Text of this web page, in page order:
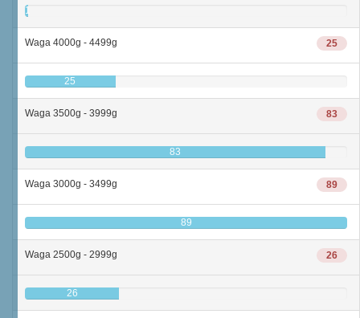
1
25
Waga 4000g - 4499g
25
83
Waga 3500g - 3999g
83
89
Waga 3000g - 3499g
89
26
Waga 2500g - 2999g
26